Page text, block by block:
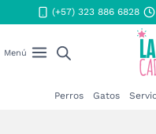
al
(+57) 323 886 6828
Menú
Perros Gatos